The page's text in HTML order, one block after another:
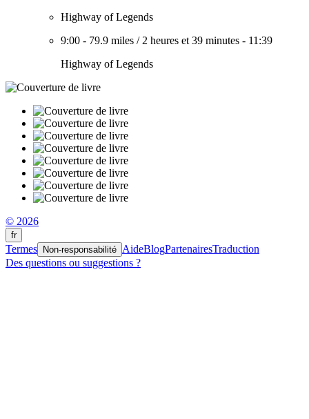
Highway of Legends
9:00 - 79.9 miles / 2 heures et 39 minutes - 11:39
Highway of Legends
© 2026
fr
Termes Non-responsabilité AideBlogPartenairesTraduction
Des questions ou suggestions ?